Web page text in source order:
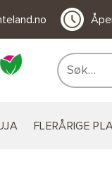
Søk
etter:
FLERÅRIGE